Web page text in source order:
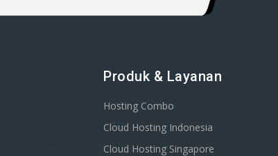
Produk & Layanan
Hosting Combo
Cloud Hosting Indonesia
Cloud Hosting Singapore